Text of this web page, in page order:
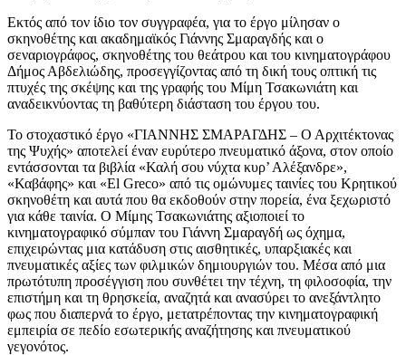
Εκτός από τον ίδιο τον συγγραφέα, για το έργο μίλησαν ο
σκηνοθέτης και ακαδημαϊκός Γιάννης Σμαραγδής και ο
σεναριογράφος, σκηνοθέτης του θεάτρου και του κινηματογράφου
Δήμος Αβδελιώδης, προσεγγίζοντας από τη δική τους οπτική τις
πτυχές της σκέψης και της γραφής του Μίμη Τσακωνιάτη και
αναδεικνύοντας τη βαθύτερη διάσταση του έργου του.
Το στοχαστικό έργο «ΓΙΑΝΝΗΣ ΣΜΑΡΑΓΔΗΣ – Ο Αρχιτέκτονας
της Ψυχής» αποτελεί έναν ευρύτερο πνευματικό άξονα, στον οποίο
εντάσσονται τα βιβλία «Καλή σου νύχτα κυρ’ Αλέξανδρε»,
«Καβάφης» και «El Greco» από τις ομώνυμες ταινίες του Κρητικού
σκηνοθέτη και αυτά που θα εκδοθούν στην πορεία, ένα ξεχωριστό
για κάθε ταινία. Ο Μίμης Τσακωνιάτης αξιοποιεί το
κινηματογραφικό σύμπαν του Γιάννη Σμαραγδή ως όχημα,
επιχειρώντας μια κατάδυση στις αισθητικές, υπαρξιακές και
πνευματικές αξίες των φιλμικών δημιουργιών του. Μέσα από μια
πρωτότυπη προσέγγιση που συνθέτει την τέχνη, τη φιλοσοφία, την
επιστήμη και τη θρησκεία, αναζητά και ανασύρει το ανεξάντλητο
φως που διαπερνά το έργο, μετατρέποντας την κινηματογραφική
εμπειρία σε πεδίο εσωτερικής αναζήτησης και πνευματικού
γεγονότος.